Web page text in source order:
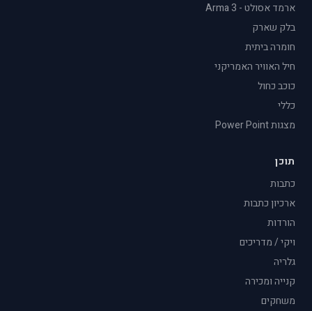
ארמד אסולט - Arma 3
בלק שארק
חומרה ביתית
חיל האוויר האמריקני
כוכב כחול
כללי
מצגות Power Point
תוכן
כתבות
ארכיון כתבות
הורדות
ויקי / מדריכים
גלריה
קנייה ומכירה
משחקים